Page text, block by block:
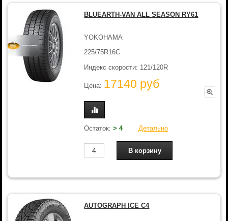
BLUEARTH-VAN ALL SEASON RY61
YOKOHAMA
225/75R16C
Индекс скорости: 121/120R
Цена: 17140 руб
Остаток:> 4 Детально
AUTOGRAPH ICE C4